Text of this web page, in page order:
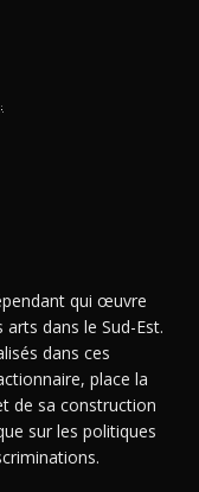
qui œuvre
dans le Sud-Est.
dans ces
place la
de sa construction
sur les politiques